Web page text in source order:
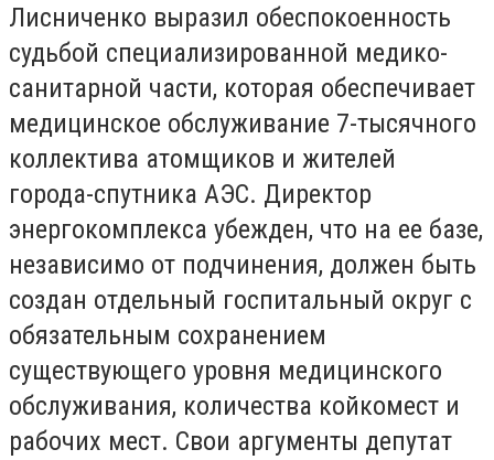
Лисниченко выразил обеспокоенность
судьбой специализированной медико-
санитарной части, которая обеспечивает
медицинское обслуживание 7-тысячного
коллектива атомщиков и жителей
города-спутника АЭС. Директор
энергокомплекса убежден, что на ее базе,
независимо от подчинения, должен быть
создан отдельный госпитальный округ с
обязательным сохранением
существующего уровня медицинского
обслуживания, количества койкомест и
рабочих мест. Свои аргументы депутат